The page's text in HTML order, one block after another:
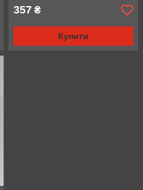
357 ₴
Купити